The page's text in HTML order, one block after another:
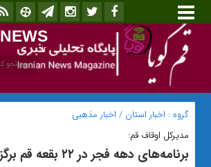
NEWS
.ir
گروه : اخبار استان / اخبار مذهبی
مدیرکل اوقاف قم:
برنامه‌های دهه فجر در ۲۲ بقعه قم برگزار می‌شود